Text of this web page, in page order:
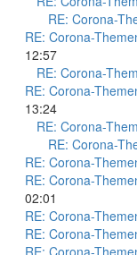
RE: Corona-
RE: Corona-
12:57
RE: Corona-
RE: Corona-
13:24
RE: Corona-
RE: Corona-
RE: Corona-
RE: Corona-
02:01
RE: Corona-
RE: Corona-